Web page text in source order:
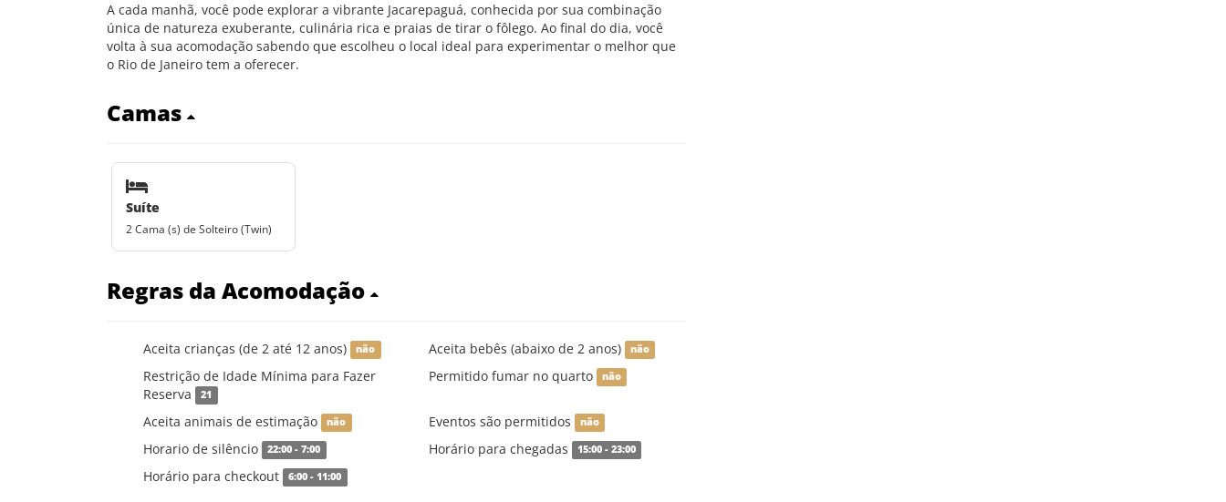
A cada manhã, você pode explorar a vibrante Jacarepaguá, conhecida por sua combinação
única de natureza exuberante, culinária rica e praias de tirar o fôlego. Ao final do dia, você
volta à sua acomodação sabendo que escolheu o local ideal para experimentar o melhor que
o Rio de Janeiro tem a oferecer.
Camas
Suíte
2 Cama (s) de Solteiro (Twin)
Regras da Acomodação
Aceita crianças (de 2 até 12 anos) não Aceita bebês (abaixo de 2 anos) não
Restrição de Idade Mínima para Fazer
Reserva
21
Permitido fumar no quarto não
Aceita animais de estimação não Eventos são permitidos não
Horario de silêncio 22:00 - 7:00 Horário para chegadas 15:00 - 23:00
Horário para checkout 6:00 - 11:00